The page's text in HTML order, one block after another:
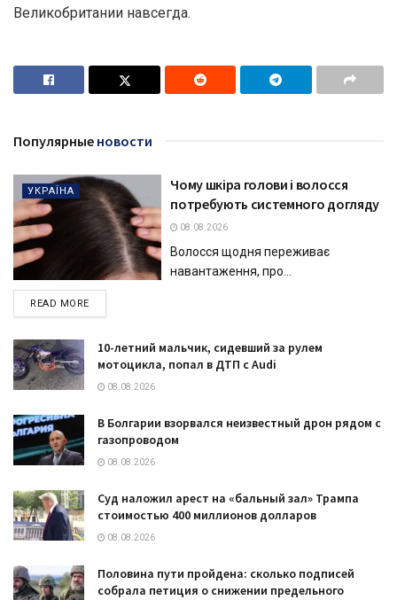
Великобритании навсегда.
Популярные новости
УКРАЇНА
Чому шкіра голови і волосся
потребують системного догляду
08.08.2026
Волосся щодня переживає
навантаження, про...
READ MOREDETAILS
10-летний мальчик, сидевший за рулем
мотоцикла, попал в ДТП с Audi
08.08.2026
В Болгарии взорвался неизвестный дрон рядом с
газопроводом
08.08.2026
Суд наложил арест на «бальный зал» Трампа
стоимостью 400 миллионов долларов
08.08.2026
Половина пути пройдена: сколько подписей
собрала петиция о снижении предельного